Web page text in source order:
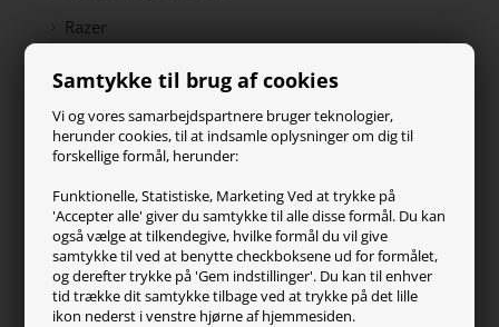
Samtykke til brug af cookies
Vi og vores samarbejdspartnere bruger teknologier,
herunder cookies, til at indsamle oplysninger om dig til
forskellige formål, herunder:
Funktionelle, Statistiske, Marketing Ved at trykke på
'Accepter alle' giver du samtykke til alle disse formål. Du kan
også vælge at tilkendegive, hvilke formål du vil give
samtykke til ved at benytte checkboksene ud for formålet,
og derefter trykke på 'Gem indstillinger'. Du kan til enhver
tid trække dit samtykke tilbage ved at trykke på det lille
ikon nederst i venstre hjørne af hjemmesiden.
Razer
SteelSeries
ZOWIE
Turtle Beach
Kundeservice
Kontakt os
FAQ
Handelsvilkår
Reklamation